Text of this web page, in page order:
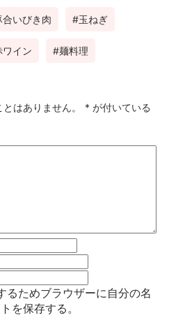
合いびき肉 玉ねぎ
ワイン 麺料理
はありません。 * が付いている
るためブラウザーに自分の名
を保存する。